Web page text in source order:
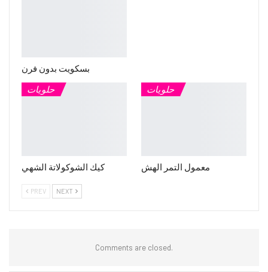
بسكويت بدون فرن
حلويات
كيك الشوكولاتة الشهي
حلويات
معمول التمر الهش
PREV NEXT
Comments are closed.